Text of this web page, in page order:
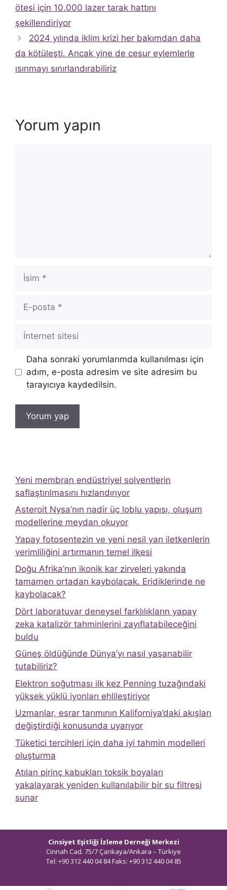
ötesi için 10.000 lazer tarak hattını
şekillendiriyor
2024 yılında iklim krizi her bakımdan daha
da kötüleşti. Ancak yine de cesur eylemlerle
ısınmayı sınırlandırabiliriz
Yorum yapın
İsim
posta
İnternet
Daha sonraki yorumlarımda kullanılması için
adım, e-posta adresim ve site adresim bu
tarayıcıya kaydedilsin.
Yeni membran endüstriyel solventlerin
saflaştırılmasını hızlandırıyor
Asteroit Nysa’nın nadir üç loblu yapısı, oluşum
modellerine meydan okuyor
Yapay fotosentezin ve yeni nesil yarı iletkenlerin
verimliliğini artırmanın temel ilkesi
Doğu Afrika’nın ikonik kar zirveleri yakında
tamamen ortadan kaybolacak. Eridiklerinde ne
kaybolacak?
Dört laboratuvar deneysel farklılıkların yapay
zeka katalizör tahminlerini zayıflatabileceğini
buldu
Güneş öldüğünde Dünya’yı nasıl yaşanabilir
tutabiliriz?
Elektron soğutması ilk kez Penning tuzağındaki
yüksek yüklü iyonları ehlileştiriyor
Uzmanlar, esrar tarımının Kaliforniya’daki akışları
değiştirdiği konusunda uyarıyor
Tüketici tercihleri ​​için daha iyi tahmin modelleri
oluşturma
Atılan pirinç kabukları toksik boyaları
yakalayarak yeniden kullanılabilir bir su filtresi
sunar
Cinsiyet Eşitliği İzleme Derneği Merkezi
Cinnah Cad. 75/7 Çankaya/Ankara – Türkiye
Tel: +90 312 440 04 84 Faks: +90 312 440 04 85